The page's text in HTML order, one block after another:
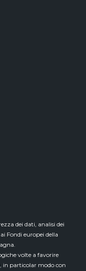
dei dati, analisi dei
Fondi europei della
volte a favorire
in particolar modo con